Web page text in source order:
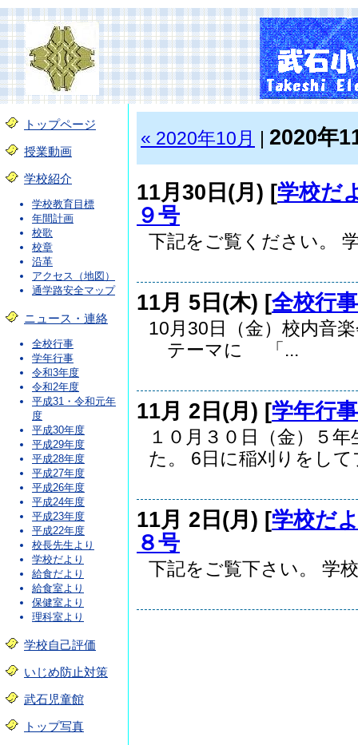
トップページ
授業動画
学校紹介
学校教育目標
年間計画
校歌
校章
沿革
アクセス（地図）
通学路安全マップ
ニュース・連絡
全校行事
学年行事
令和3年度
令和2年度
平成31・令和元年
度
平成30年度
平成29年度
平成28年度
平成27年度
平成26年度
平成24年度
平成23年度
平成22年度
校長先生より
学校だより
給食だより
給食室より
保健室より
理科室より
学校自己評価
いじめ防止対策
武石児童館
トップ写真
« 2020年10月 2020年
11月30日(月) [学校だ
９号
下記をご覧ください。
11月 5日(木) [全校行事
10月30日（金）
テーマに 「...
11月 2日(月) [学年行事
１０月３０日（金）５
た。 6日に稲刈りをして
11月 2日(月) [学校だ
８号
下記をご覧下さい。 学